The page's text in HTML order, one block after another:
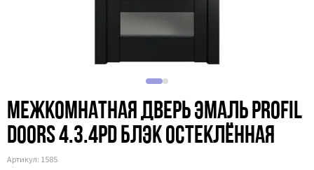
Межкомнатная дверь эмаль Profil
Doors 4.3.4PD блэк остеклённая
Артикул: 1585